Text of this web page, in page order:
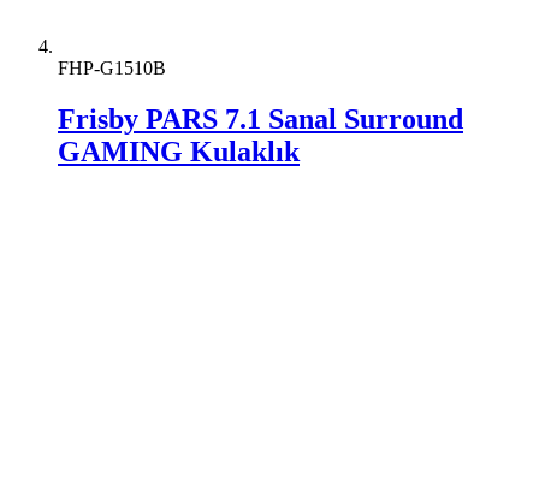
FHP-G1510B
Frisby PARS 7.1 Sanal Surround
GAMING Kulaklık